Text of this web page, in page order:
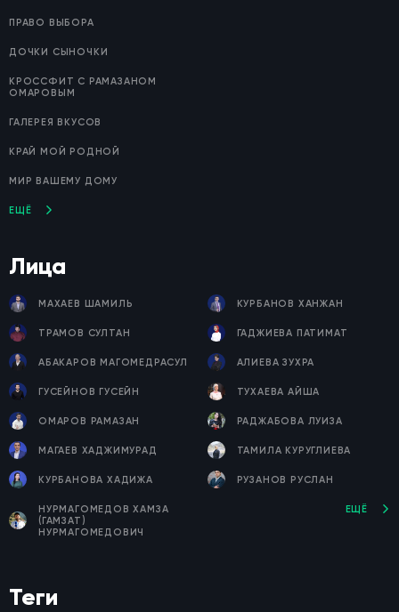
ПРАВО ВЫБОРА
ДОЧКИ СЫНОЧКИ
КРОССФИТ С РАМАЗАНОМ
ОМАРОВЫМ
ГАЛЕРЕЯ ВКУСОВ
КРАЙ МОЙ РОДНОЙ
МИР ВАШЕМУ ДОМУ
ЕЩЁ
Лица
МАХАЕВ ШАМИЛЬ КУРБАНОВ ХАНЖАН
ТРАМОВ СУЛТАН ГАДЖИЕВА ПАТИМАТ
АБАКАРОВ МАГОМЕДРАСУЛ АЛИЕВА ЗУХРА
ГУСЕЙНОВ ГУСЕЙН ТУХАЕВА АЙША
ОМАРОВ РАМАЗАН РАДЖАБОВА ЛУИЗА
МАГАЕВ ХАДЖИМУРАД ТАМИЛА КУРУГЛИЕВА
КУРБАНОВА ХАДИЖА РУЗАНОВ РУСЛАН
НУРМАГОМЕДОВ ХАМЗА
(ГАМЗАТ)
НУРМАГОМЕДОВИЧ
ЕЩЁ
Теги